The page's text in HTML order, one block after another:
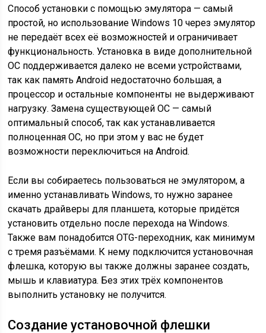
Способ установки с помощью эмулятора — самый
простой, но использование Windows 10 через эмулятор
не передаёт всех её возможностей и ограничивает
функциональность. Установка в виде дополнительной
ОС поддерживается далеко не всеми устройствами,
так как память Android недостаточно большая, а
процессор и остальные компоненты не выдерживают
нагрузку. Замена существующей ОС — самый
оптимальный способ, так как устанавливается
полноценная ОС, но при этом у вас не будет
возможности переключиться на Android.
Если вы собираетесь пользоваться не эмулятором, а
именно устанавливать Windows, то нужно заранее
скачать драйверы для планшета, которые придётся
установить отдельно после перехода на Windows.
Также вам понадобится OTG-переходник, как минимум
с тремя разъёмами. К нему подключится установочная
флешка, которую вы также должны заранее создать,
мышь и клавиатура. Без этих трёх компонентов
выполнить установку не получится.
Создание установочной флешки